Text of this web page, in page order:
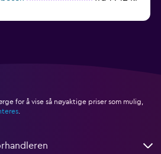
for å vise så nøyaktige priser som mulig,